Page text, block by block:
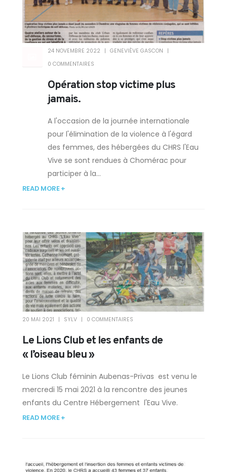
Opération stop victime plus
jamais.
24 NOVEMBRE 2022
GENEVIÈVE GASCON
0 COMMENTAIRES
A l'occasion de la journée internationale
pour l'élimination de la violence à l'égard
des femmes, des hébergées du CHRS l'Eau
Vive se sont rendues à Chomérac pour
participer à la...
READ MORE +
Le Lions Club et les enfants de
« l’oiseau bleu »
20 MAI 2021 SYLV 0 COMMENTAIRES
Le Lions Club féminin Aubenas-Privas est venu le
mercredi 15 mai 2021 à la rencontre des jeunes
enfants du Centre Hébergement l'Eau Vive.
READ MORE +